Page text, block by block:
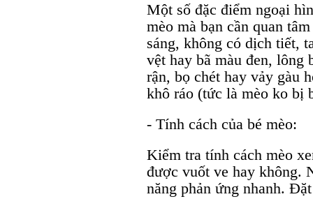
Một số đặc điểm ngoại
mèo mà bạn cần quan
sáng, không có dịch tiết,
vệt hay bã màu đen, lông
rận, bọ chét hay vảy gàu
khô ráo (tức là mèo ko bị
- Tính cách của bé mèo:
Kiểm tra tính cách mèo
được vuốt ve hay không.
năng phản ứng nhanh.